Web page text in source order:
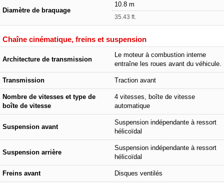
Diamètre de braquage
10.8 m
35.43 ft.
Chaîne cinématique, freins et suspension
Architecture de transmission
Le moteur à combustion interne
entraîne les roues avant du véhicule.
Transmission Traction avant
Nombre de vitesses et type de
boîte de vitesse
4 vitesses, boîte de vitesse
automatique
Suspension avant
Suspension indépendante à ressort
hélicoïdal
Suspension arrière
Suspension indépendante à ressort
hélicoïdal
Freins avant Disques ventilés